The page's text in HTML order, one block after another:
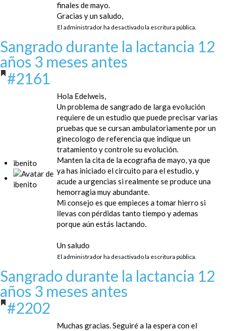
finales de mayo.
Gracias y un saludo,
El administrador ha desactivado la escritura pública.
Sangrado durante la lactancia 12
años 3 meses antes
#2161
ibenito
Hola Edelweis,
Un problema de sangrado de larga evolución
requiere de un estudio que puede precisar varias
pruebas que se cursan ambulatoriamente por un
ginecologo de referencia que indique un
tratamiento y controle su evolución.
Manten la cita de la ecografia de mayo, ya que
ya has iniciado el circuito para el estudio, y
acude a urgencias si realmente se produce una
hemorragia muy abundante.
Mi consejo es que empieces a tomar hierro si
llevas con pérdidas tanto tiempo y ademas
porque aún estás lactando.
Un saludo
El administrador ha desactivado la escritura pública.
Sangrado durante la lactancia 12
años 3 meses antes
#2202
Muchas gracias. Seguiré a la espera con el